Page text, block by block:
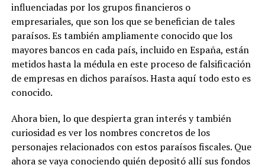
influenciadas por los grupos financieros o
empresariales, que son los que se benefician de tales
paraísos. Es también ampliamente conocido que los
mayores bancos en cada país, incluido en España, están
metidos hasta la médula en este proceso de falsificación
de empresas en dichos paraísos. Hasta aquí todo esto es
conocido.
Ahora bien, lo que despierta gran interés y también
curiosidad es ver los nombres concretos de los
personajes relacionados con estos paraísos fiscales. Que
ahora se vaya conociendo quién depositó allí sus fondos